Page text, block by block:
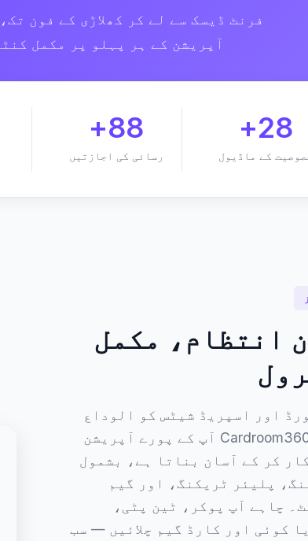
آپریشن کے ہر پہلو پر مکمل
28+
کے ماڈیول
88+
رسائی کی اجازتیں
انتظام، مکمل
اور اسپریڈ شیٹس کو الوداع
کہیں۔ Cardroom360 آپ کے پورے آپریشن
کر کے آسان بناتا ہے، بشمول
پلیئر ٹریکنگ، اور گیم
چاہے آپ پوکر، ٹین پٹی،
کوئی اور کارڈ گیم چلائیں — سب